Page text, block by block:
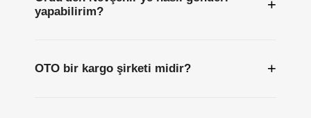
yapabilirim?
+
OTO bir kargo şirketi midir? +